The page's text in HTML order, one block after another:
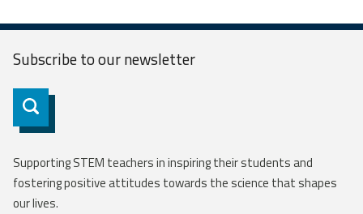
Subscribe to ournewsletter
Subscribe
Supporting STEM teachers in inspiring their students and
fostering positive attitudes towards the science that shapes
our lives.